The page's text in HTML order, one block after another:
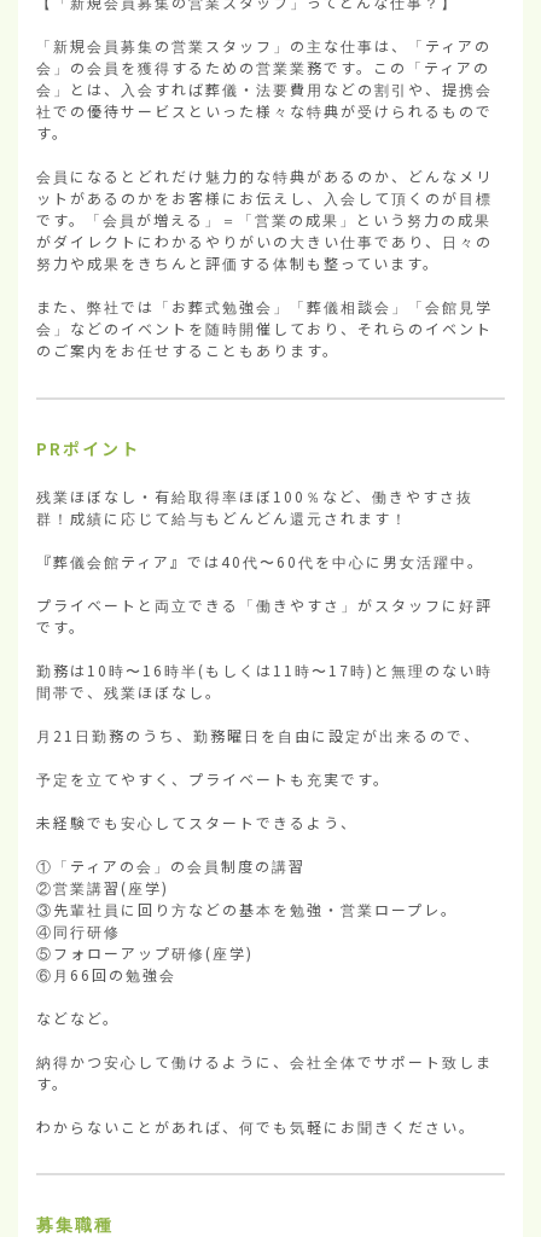
「新規会員募集の営業スタッフ」の主な仕事は、「ティアの
会」の会員を獲得するための営業業務です。この「ティアの
会」とは、入会すれば葬儀・法要費用などの割引や、提携会
社での優待サービスといった様々な特典が受けられるもので
す。
会員になるとどれだけ魅力的な特典があるのか、どんなメリ
ットがあるのかをお客様にお伝えし、入会して頂くのが目標
です。「会員が増える」＝「営業の成果」という努力の成果
がダイレクトにわかるやりがいの大きい仕事であり、日々の
努力や成果をきちんと評価する体制も整っています。
また、弊社では「お葬式勉強会」「葬儀相談会」「会館見学
会」などのイベントを随時開催しており、それらのイベント
のご案内をお任せすることもあります。
PRポイント
残業ほぼなし・有給取得率ほぼ100％など、働きやすさ抜
群！成績に応じて給与もどんどん還元されます！
『葬儀会館ティア』では40代〜60代を中心に男女活躍中。
プライベートと両立できる「働きやすさ」がスタッフに好評
です。
勤務は10時〜16時半(もしくは11時〜17時)と無理のない時
間帯で、残業ほぼなし。
月21日勤務のうち、勤務曜日を自由に設定が出来るので、
予定を立てやすく、プライベートも充実です。
未経験でも安心してスタートできるよう、
①「ティアの会」の会員制度の講習
②営業講習(座学)
③先輩社員に回り方などの基本を勉強・営業ロープレ。
④同行研修
⑤フォローアップ研修(座学)
⑥月66回の勉強会
などなど。
納得かつ安心して働けるように、会社全体でサポート致しま
す。
わからないことがあれば、何でも気軽にお聞きください。
募集職種